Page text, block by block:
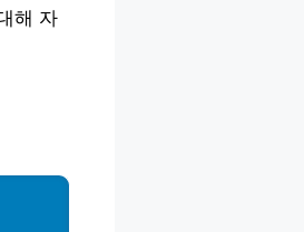
해 자